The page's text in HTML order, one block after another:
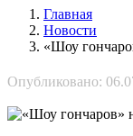
Главная
Новости
«Шоу
Опубликовано: